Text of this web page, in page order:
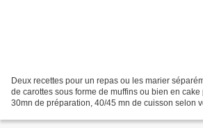
Deux recettes pour un repas ou les marier
de carottes sous forme de muffins ou bien en
30mn de préparation, 40/45 mn de cuisson selon